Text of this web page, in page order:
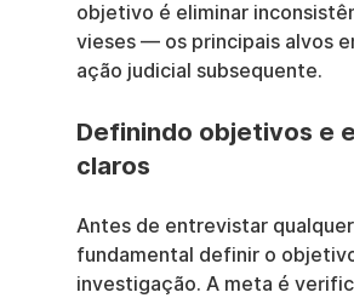
objetivo é eliminar
vieses — os principais alvos
ação judicial subsequente.
Definindo objetivos e
claros
Antes de entrevistar
fundamental definir o
investigação. A meta é